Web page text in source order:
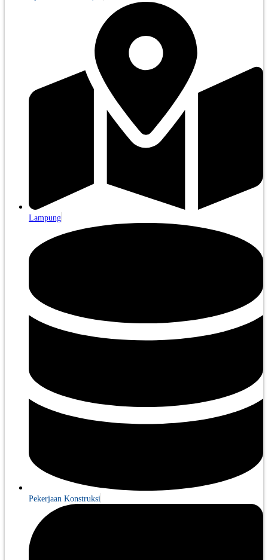
Lampung
Pekerjaan Konstruksi